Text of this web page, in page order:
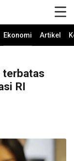
Ekonomi Artikel
terbatas
RI